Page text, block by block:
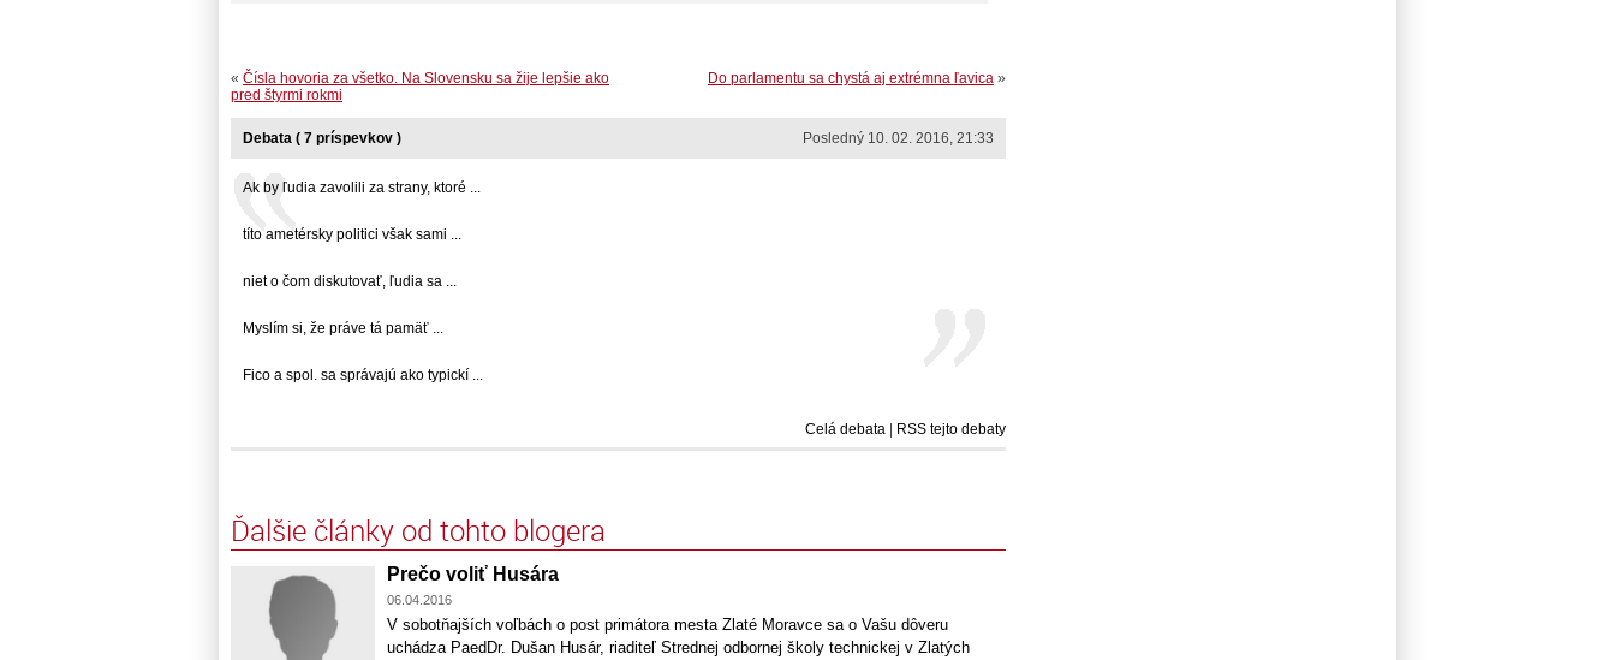
Do parlamentu sa chystá aj extrémna ľavica »
« Čísla hovoria za všetko. Na Slovensku sa žije lepšie ako
pred štyrmi rokmi
Posledný 10. 02. 2016, 21:33
Debata ( 7 príspevkov )
Ak by ľudia zavolili za strany, ktoré ...
títo ametérsky politici však sami ...
niet o čom diskutovať, ľudia sa ...
Myslím si, že práve tá pamäť ...
Fico a spol. sa správajú ako typickí ...
Celá debata RSS tejto debaty
Ďalšie články od tohto blogera
Prečo voliť Husára
06.04.2016
V sobotňajších voľbách o post primátora mesta Zlaté Moravce sa o Vašu dôveru
uchádza PaedDr. Dušan Husár, riaditeľ Strednej odbornej školy technickej v Zlatých